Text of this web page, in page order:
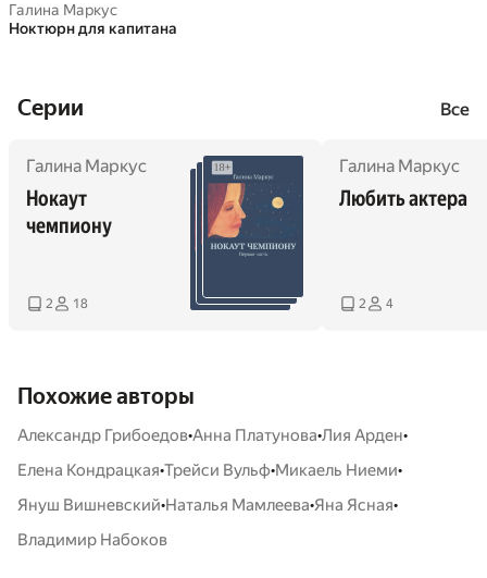
Галина Маркус
Ноктюрн для капитана
Cерии Все
Галина Маркус
Нокаут
чемпиону
2 18
Галина Маркус
Любить актера
2 4
Похожие авторы
Александр Грибоедов•Анна Платунова•Лия Арден•
Елена Кондрацкая•Трейси Вульф•Микаель Ниеми•
Януш Вишневский•Наталья Мамлеева•Яна Ясная•
Владимир Набоков